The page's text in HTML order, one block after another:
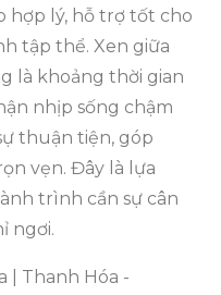
hợp lý, hỗ trợ tốt cho
tập thể. Xen giữa
là khoảng thời gian
nhịp sống chậm
thuận tiện, góp
vẹn. Đây là lựa
trình cần sự cân
ngơi.